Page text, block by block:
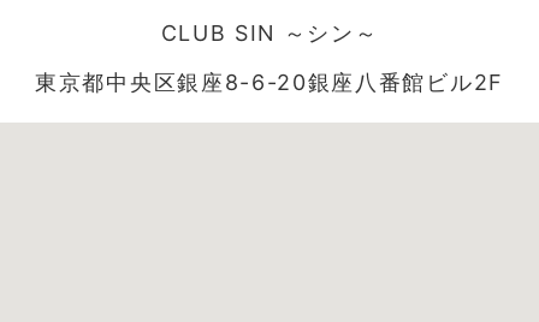
CLUB SIN ～シン～
東京都中央区銀座8-6-20銀座八番館ビル2F